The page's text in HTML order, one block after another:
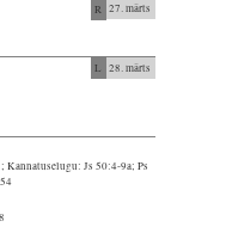
R 27. märts
L 28. märts
Js 50:4-9a; Ps